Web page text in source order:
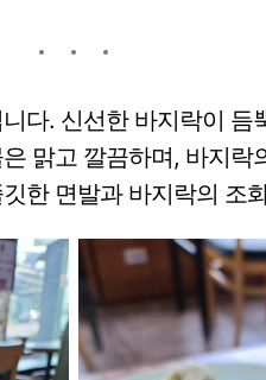
다. 신선한 바지락이 듬
맑고 깔끔하며, 바지락
한 면발과 바지락의 조